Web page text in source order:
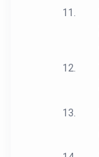
11.
12.
13.